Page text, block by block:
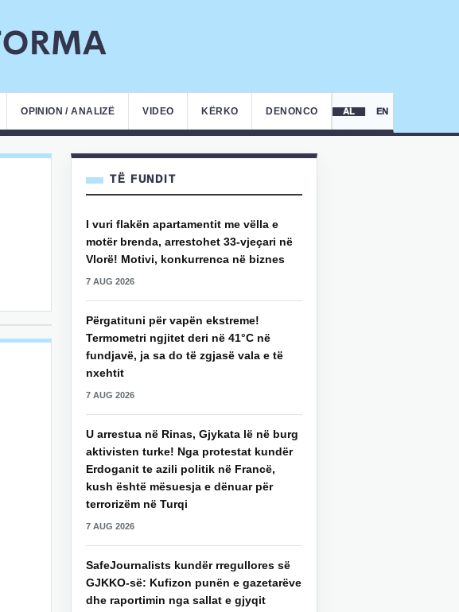
OPINION / ANALIZË VIDEO KËRKO DENONCO AL EN
TË FUNDIT
I vuri flakën apartamentit me vëlla e
motër brenda, arrestohet 33-vjeçari në
Vlorë! Motivi, konkurrenca në biznes
7 AUG 2026
Përgatituni për vapën ekstreme!
Termometri ngjitet deri në 41°C në
fundjavë, ja sa do të zgjasë vala e të
nxehtit
7 AUG 2026
U arrestua në Rinas, Gjykata lë në burg
aktivisten turke! Nga protestat kundër
Erdoganit te azili politik në Francë,
kush është mësuesja e dënuar për
terrorizëm në Turqi
7 AUG 2026
SafeJournalists kundër rregullores së
GJKKO-së: Kufizon punën e gazetarëve
dhe raportimin nga sallat e gjyqit